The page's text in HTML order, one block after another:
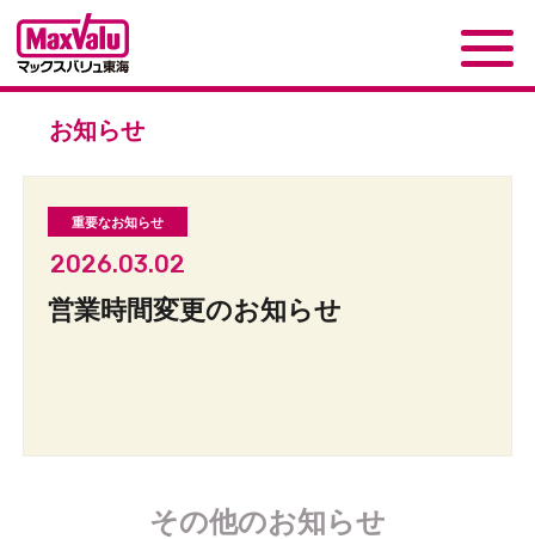
お知らせ
2026.03.02
営業時間変更のお知らせ
その他のお知らせ